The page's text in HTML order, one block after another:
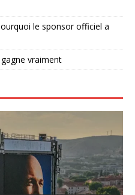
le sponsor officiel a
vraiment